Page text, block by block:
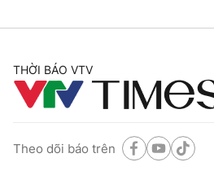
THỜI BÁO VTV
Theo dõi báo trên